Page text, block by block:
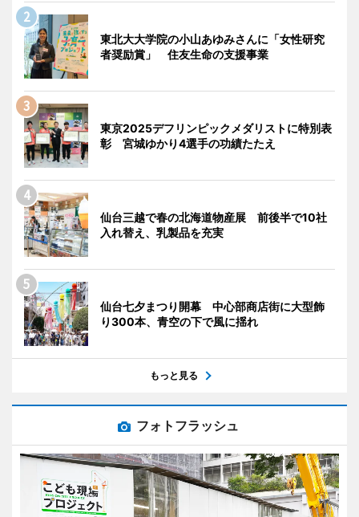
東北大大学院の小山あゆみさんに「女性研究
者奨励賞」 住友生命の支援事業
東京2025デフリンピックメダリストに特別表
彰 宮城ゆかり4選手の功績たたえ
仙台三越で春の北海道物産展 前後半で10社
入れ替え、乳製品を充実
仙台七夕まつり開幕 中心部商店街に大型飾
り300本、青空の下で風に揺れ
もっと見る
フォトフラッシュ